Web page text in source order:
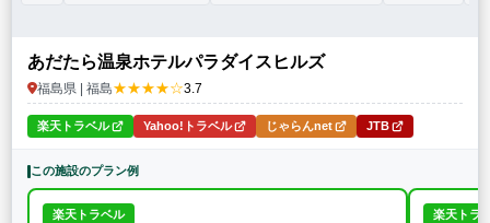
あだたら温泉ホテルパラダイスヒルズ
福島県 | 福島★★★★☆3.7
楽天トラベル Yahoo!トラベル じゃらんnet JTB
この施設のプラン例
楽天トラベル 楽天トラ